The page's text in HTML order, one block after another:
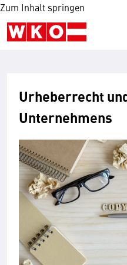
Zum Inhalt springen
Urheberrecht
Unternehmens